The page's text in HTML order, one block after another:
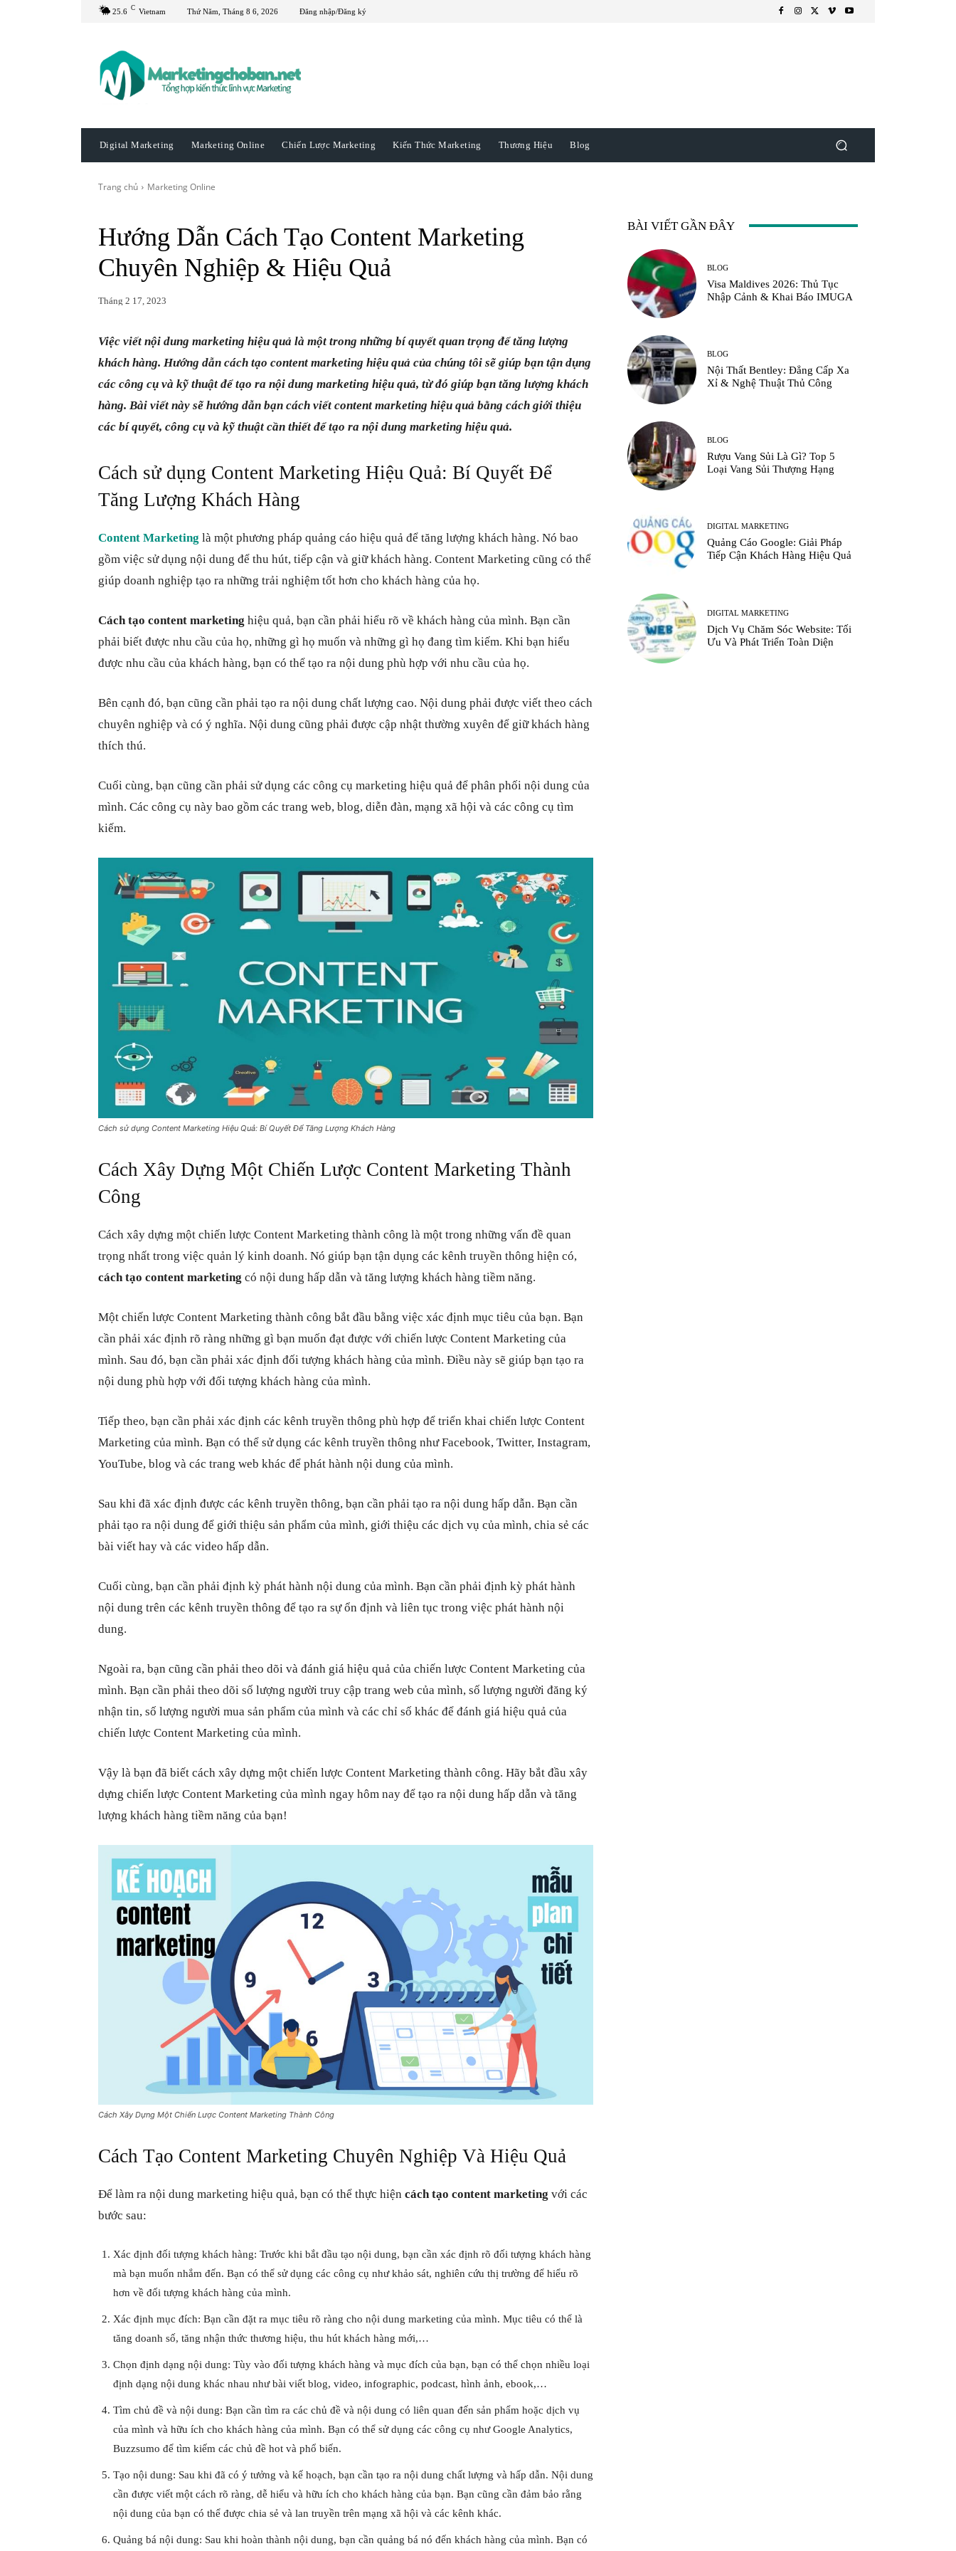
25.6 C Vietnam Thứ Năm, Tháng 8 6, 2026 Đăng nhập/Đăng ký
Digital Marketing Marketing Online Chiến Lược Marketing Kiến Thức Marketing Thương Hiệu Blog
Trang chủ Marketing Online
Hướng Dẫn Cách Tạo Content Marketing
Chuyên Nghiệp & Hiệu Quả
Tháng 2 17, 2023
Việc viết nội dung marketing hiệu quả là một trong những bí quyết quan trọng để tăng lượng
khách hàng. Hướng dẫn cách tạo content marketing hiệu quả của chúng tôi sẽ giúp bạn tận dụng
các công cụ và kỹ thuật để tạo ra nội dung marketing hiệu quả, từ đó giúp bạn tăng lượng khách
hàng. Bài viết này sẽ hướng dẫn bạn cách viết content marketing hiệu quả bằng cách giới thiệu
các bí quyết, công cụ và kỹ thuật cần thiết để tạo ra nội dung marketing hiệu quả.
Cách sử dụng Content Marketing Hiệu Quả: Bí Quyết Để
Tăng Lượng Khách Hàng
Content Marketing là một phương pháp quảng cáo hiệu quả để tăng lượng khách hàng. Nó bao
gồm việc sử dụng nội dung để thu hút, tiếp cận và giữ khách hàng. Content Marketing cũng có thể
giúp doanh nghiệp tạo ra những trải nghiệm tốt hơn cho khách hàng của họ.
Cách tạo content marketing hiệu quả, bạn cần phải hiểu rõ về khách hàng của mình. Bạn cần
phải biết được nhu cầu của họ, những gì họ muốn và những gì họ đang tìm kiếm. Khi bạn hiểu
được nhu cầu của khách hàng, bạn có thể tạo ra nội dung phù hợp với nhu cầu của họ.
Bên cạnh đó, bạn cũng cần phải tạo ra nội dung chất lượng cao. Nội dung phải được viết theo cách
chuyên nghiệp và có ý nghĩa. Nội dung cũng phải được cập nhật thường xuyên để giữ khách hàng
thích thú.
Cuối cùng, bạn cũng cần phải sử dụng các công cụ marketing hiệu quả để phân phối nội dung của
mình. Các công cụ này bao gồm các trang web, blog, diễn đàn, mạng xã hội và các công cụ tìm
kiếm.
Cách sử dụng Content Marketing Hiệu Quả: Bí Quyết Để Tăng Lượng Khách Hàng
Cách Xây Dựng Một Chiến Lược Content Marketing Thành
Công
Cách xây dựng một chiến lược Content Marketing thành công là một trong những vấn đề quan
trọng nhất trong việc quản lý kinh doanh. Nó giúp bạn tận dụng các kênh truyền thông hiện có,
cách tạo content marketing có nội dung hấp dẫn và tăng lượng khách hàng tiềm năng.
Một chiến lược Content Marketing thành công bắt đầu bằng việc xác định mục tiêu của bạn. Bạn
cần phải xác định rõ ràng những gì bạn muốn đạt được với chiến lược Content Marketing của
mình. Sau đó, bạn cần phải xác định đối tượng khách hàng của mình. Điều này sẽ giúp bạn tạo ra
nội dung phù hợp với đối tượng khách hàng của mình.
Tiếp theo, bạn cần phải xác định các kênh truyền thông phù hợp để triển khai chiến lược Content
Marketing của mình. Bạn có thể sử dụng các kênh truyền thông như Facebook, Twitter, Instagram,
YouTube, blog và các trang web khác để phát hành nội dung của mình.
Sau khi đã xác định được các kênh truyền thông, bạn cần phải tạo ra nội dung hấp dẫn. Bạn cần
phải tạo ra nội dung để giới thiệu sản phẩm của mình, giới thiệu các dịch vụ của mình, chia sẻ các
bài viết hay và các video hấp dẫn.
Cuối cùng, bạn cần phải định kỳ phát hành nội dung của mình. Bạn cần phải định kỳ phát hành
nội dung trên các kênh truyền thông để tạo ra sự ổn định và liên tục trong việc phát hành nội
dung.
Ngoài ra, bạn cũng cần phải theo dõi và đánh giá hiệu quả của chiến lược Content Marketing của
mình. Bạn cần phải theo dõi số lượng người truy cập trang web của mình, số lượng người đăng ký
nhận tin, số lượng người mua sản phẩm của mình và các chỉ số khác để đánh giá hiệu quả của
chiến lược Content Marketing của mình.
Vậy là bạn đã biết cách xây dựng một chiến lược Content Marketing thành công. Hãy bắt đầu xây
dựng chiến lược Content Marketing của mình ngay hôm nay để tạo ra nội dung hấp dẫn và tăng
lượng khách hàng tiềm năng của bạn!
Cách Xây Dựng Một Chiến Lược Content Marketing Thành Công
Cách Tạo Content Marketing Chuyên Nghiệp Và Hiệu Quả
Để làm ra nội dung marketing hiệu quả, bạn có thể thực hiện cách tạo content marketing với các
bước sau:
Xác định đối tượng khách hàng: Trước khi bắt đầu tạo nội dung, bạn cần xác định rõ đối tượng khách hàng
mà bạn muốn nhắm đến. Bạn có thể sử dụng các công cụ như khảo sát, nghiên cứu thị trường để hiểu rõ
hơn về đối tượng khách hàng của mình.
Xác định mục đích: Bạn cần đặt ra mục tiêu rõ ràng cho nội dung marketing của mình. Mục tiêu có thể là
tăng doanh số, tăng nhận thức thương hiệu, thu hút khách hàng mới,…
Chọn định dạng nội dung: Tùy vào đối tượng khách hàng và mục đích của bạn, bạn có thể chọn nhiều loại
định dạng nội dung khác nhau như bài viết blog, video, infographic, podcast, hình ảnh, ebook,…
Tìm chủ đề và nội dung: Bạn cần tìm ra các chủ đề và nội dung có liên quan đến sản phẩm hoặc dịch vụ
của mình và hữu ích cho khách hàng của mình. Bạn có thể sử dụng các công cụ như Google Analytics,
Buzzsumo để tìm kiếm các chủ đề hot và phổ biến.
Tạo nội dung: Sau khi đã có ý tưởng và kế hoạch, bạn cần tạo ra nội dung chất lượng và hấp dẫn. Nội dung
cần được viết một cách rõ ràng, dễ hiểu và hữu ích cho khách hàng của bạn. Bạn cũng cần đảm bảo rằng
nội dung của bạn có thể được chia sẻ và lan truyền trên mạng xã hội và các kênh khác.
Quảng bá nội dung: Sau khi hoàn thành nội dung, bạn cần quảng bá nó đến khách hàng của mình. Bạn có
BÀI VIẾT GẦN ĐÂY
BLOG
Visa Maldives 2026: Thủ Tục
Nhập Cảnh & Khai Báo IMUGA
BLOG
Nội Thất Bentley: Đẳng Cấp Xa
Xỉ & Nghệ Thuật Thủ Công
BLOG
Rượu Vang Sủi Là Gì? Top 5
Loại Vang Sủi Thượng Hạng
DIGITAL MARKETING
Quảng Cáo Google: Giải Pháp
Tiếp Cận Khách Hàng Hiệu Quả
DIGITAL MARKETING
Dịch Vụ Chăm Sóc Website: Tối
Ưu Và Phát Triển Toàn Diện